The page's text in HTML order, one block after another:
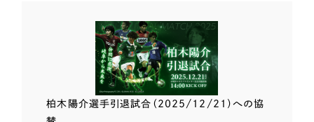
柏木陽介選手引退試合（2025/12/21）への協